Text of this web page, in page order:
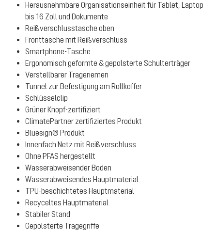
Herausnehmbare Organisationseinheit für Tablet, Laptop
bis 16 Zoll und Dokumente
Reißverschlusstasche oben
Fronttasche mit Reißverschluss
Smartphone-Tasche
Ergonomisch geformte & gepolsterte Schulterträger
Verstellbarer Trageriemen
Tunnel zur Befestigung am Rollkoffer
Schlüsselclip
Grüner Knopf-zertifiziert
ClimatePartner zertifiziertes Produkt
Bluesign® Produkt
Innenfach Netz mit Reißverschluss
Ohne PFAS hergestellt
Wasserabweisender Boden
Wasserabweisendes Hauptmaterial
TPU-beschichtetes Hauptmaterial
Recyceltes Hauptmaterial
Stabiler Stand
Gepolsterte Tragegriffe